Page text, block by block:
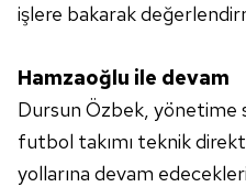
işlere bakarak
Hamzaoğlu ile devam
Dursun Özbek, yönetime
futbol takımı teknik
yollarına devam